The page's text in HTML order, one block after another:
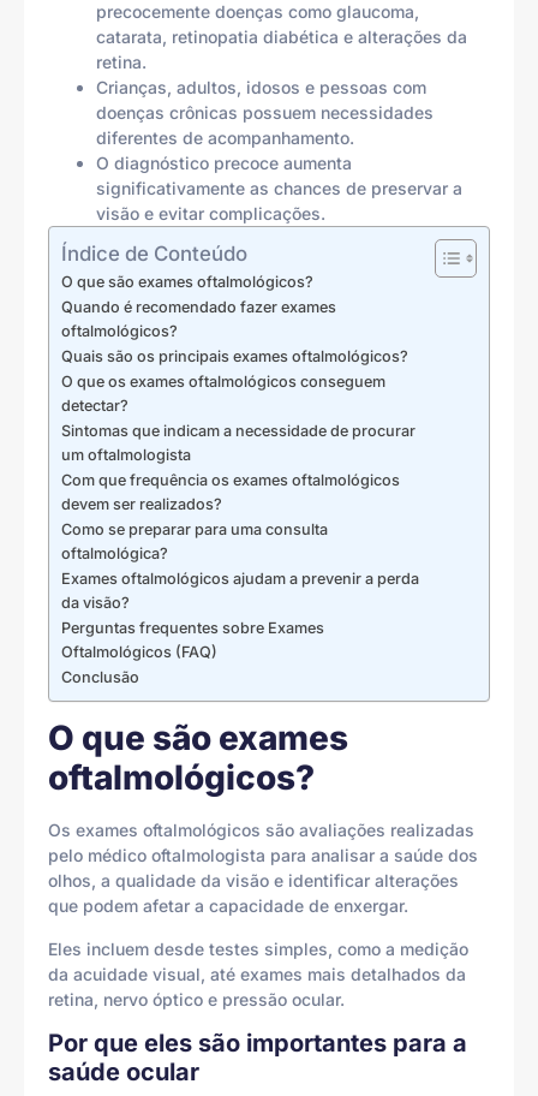
precocemente doenças como glaucoma,
catarata, retinopatia diabética e alterações da
retina.
Crianças, adultos, idosos e pessoas com
doenças crônicas possuem necessidades
diferentes de acompanhamento.
O diagnóstico precoce aumenta
significativamente as chances de preservar a
visão e evitar complicações.
Índice de Conteúdo
O que são exames oftalmológicos?
Quando é recomendado fazer exames
oftalmológicos?
Quais são os principais exames oftalmológicos?
O que os exames oftalmológicos conseguem
detectar?
Sintomas que indicam a necessidade de procurar
um oftalmologista
Com que frequência os exames oftalmológicos
devem ser realizados?
Como se preparar para uma consulta
oftalmológica?
Exames oftalmológicos ajudam a prevenir a perda
da visão?
Perguntas frequentes sobre Exames
Oftalmológicos (FAQ)
Conclusão
O que são exames
oftalmológicos?
Os exames oftalmológicos são avaliações realizadas
pelo médico oftalmologista para analisar a saúde dos
olhos, a qualidade da visão e identificar alterações
que podem afetar a capacidade de enxergar.
Eles incluem desde testes simples, como a medição
da acuidade visual, até exames mais detalhados da
retina, nervo óptico e pressão ocular.
Por que eles são importantes para a
saúde ocular